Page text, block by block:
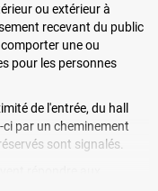
ou extérieur à
recevant du public
une ou
pour les personnes
de l'entrée, du hall
ci par un cheminement
sont signalés.
répondre aux